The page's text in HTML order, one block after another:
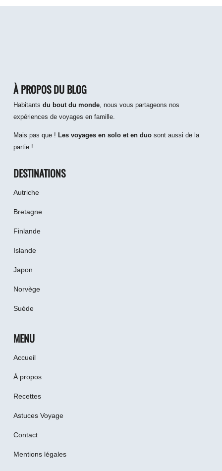
À PROPOS DU BLOG
Habitants du bout du monde, nous vous partageons nos
expériences de voyages en famille.
Mais pas que ! Les voyages en solo et en duosont aussi de la
partie !
DESTINATIONS
Autriche
Bretagne
Finlande
Islande
Japon
Norvège
Suède
MENU
Accueil
À propos
Recettes
Astuces Voyage
Contact
Mentions légales